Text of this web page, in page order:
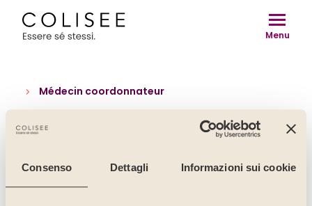
Consenso Dettagli Informazioni sui cookie
Vai
Menu
Médecin coordonnateur